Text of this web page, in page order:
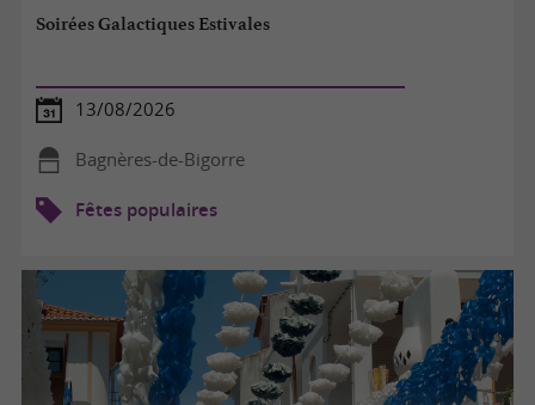
Soirées Galactiques Estivales
13/08/2026
Bagnères-de-Bigorre
Fêtes populaires